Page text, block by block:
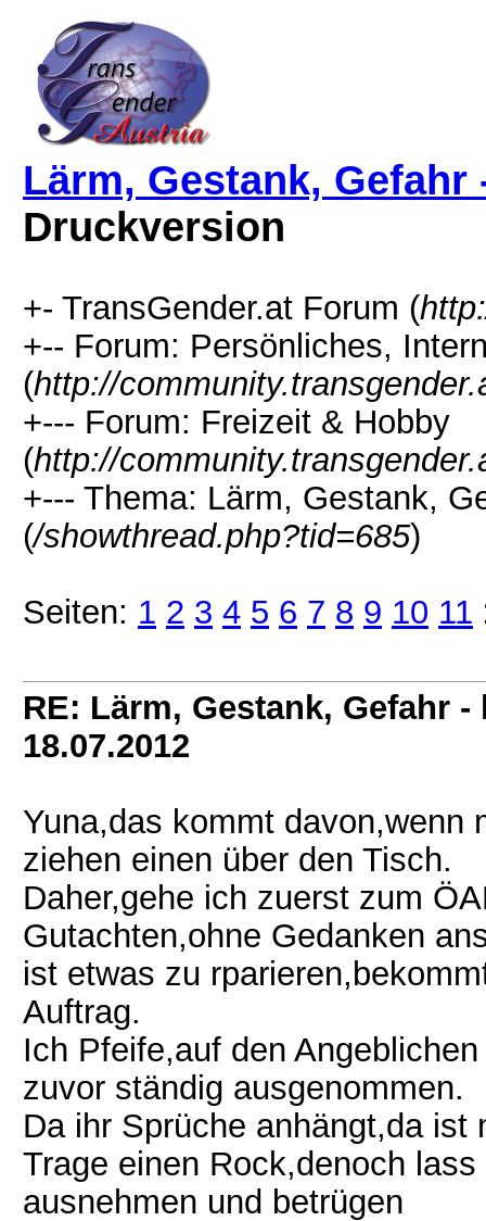
Lärm, Gestank, Gefahr
Druckversion
+- TransGender.at Forum (
+-- Forum: Persönliches,
(http://
+--- Forum: Freizeit & Hobby
(http://
+--- Thema: Lärm, Gestank,
(/showthread.php?tid=685)
Seiten: 1 2 3 4 5 6 7 8 9 10 11
RE: Lärm, Gestank, Gefahr
18.07.2012
Yuna,das kommt davon,wenn
ziehen einen über den Tisch.
Daher,gehe ich zuerst zum
Gutachten,ohne Gedanken
ist etwas zu
Auftrag.
Ich Pfeife,auf den
zuvor ständig ausgenommen.
Da ihr Sprüche anhängt,da ist
Trage einen Rock,denoch
ausnehmen und betrügen